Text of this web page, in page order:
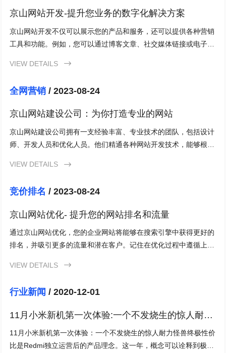
京山网站开发-提升您业务的数字化解决方案
京山网站开发不仅可以展示您的产品和服务，还可以提供各种营销
工具和功能。例如，您可以通过博客文章、社交媒体链接或电子邮
VIEW DETAILS

全网营销 / 2023-08-24
京山网站建设公司：为你打造专业的网站
京山网站建设公司拥有一支经验丰富、专业技术的团队，包括设计
师、开发人员和优化人员。他们精通各种网站开发技术，能够根据
VIEW DETAILS

竞价排名 / 2023-08-24
京山网站优化- 提升您的网站排名和流量
通过京山网站优化，您的企业网站将能够在搜索引擎中获得更好的
排名，并吸引更多的流量和潜在客户。记住在优化过程中遵循上述
指导和帮助，不妨考虑请专业的SEO团队提供协助。相信通过您的
VIEW DETAILS 
行业新闻 / 2020-12-01
11月小米新机第一次体验:一个不发烧生的惊人耐力
11月小米新机第一次体验：一个不发烧生的惊人耐力怪兽终极性价
比是Redmi独立运营后的产品理念。这一年，概念可以诠释到极